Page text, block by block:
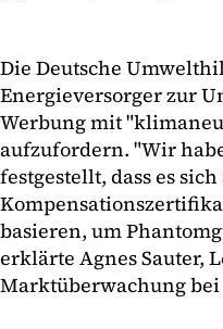
Die Deutsche
Energieversorger zur
Werbung mit
aufzufordern. "Wir
festgestellt, dass es
basieren, um
erklärte Agnes Sauter,
Marktüberwachung bei